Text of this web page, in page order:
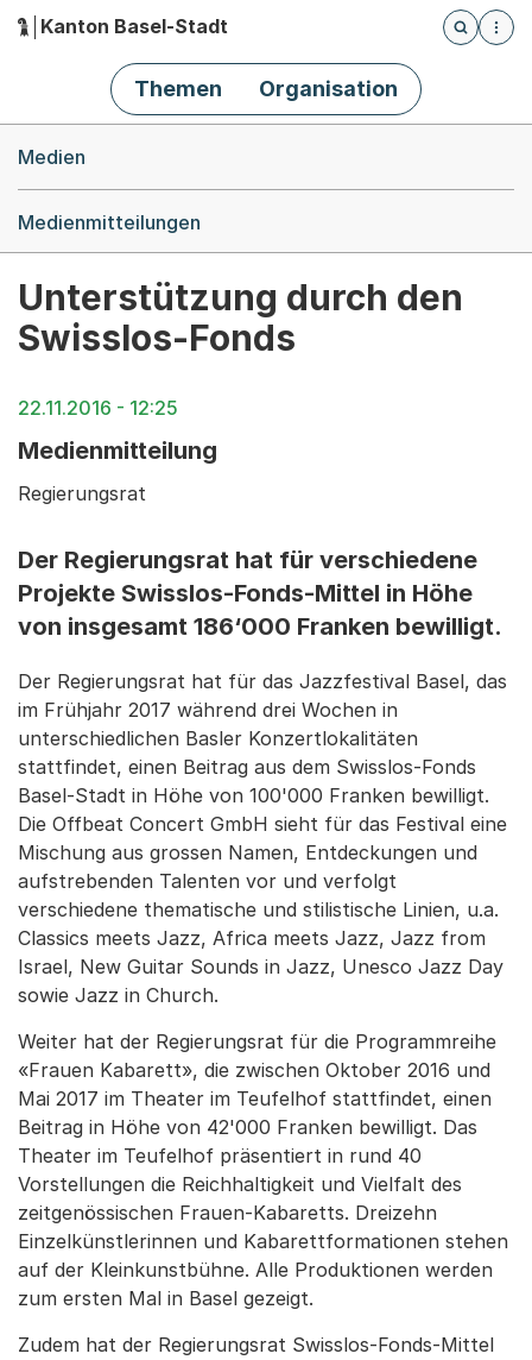
Hauptnavigation
Kanton Basel-Stadt
Öffnet
Themen Organisation
Medien
Medienmitteilungen
Unterstützung durch den
Swisslos-Fonds
22.11.2016 - 12:25
Medienmitteilung
Regierungsrat
Der Regierungsrat hat für verschiedene
Projekte Swisslos-Fonds-Mittel in Höhe
von insgesamt 186‘000 Franken bewilligt.
Der Regierungsrat hat für das Jazzfestival Basel, das
im Frühjahr 2017 während drei Wochen in
unterschiedlichen Basler Konzertlokalitäten
stattfindet, einen Beitrag aus dem Swisslos-Fonds
Basel-Stadt in Höhe von 100'000 Franken bewilligt.
Die Offbeat Concert GmbH sieht für das Festival eine
Mischung aus grossen Namen, Entdeckungen und
aufstrebenden Talenten vor und verfolgt
verschiedene thematische und stilistische Linien, u.a.
Classics meets Jazz, Africa meets Jazz, Jazz from
Israel, New Guitar Sounds in Jazz, Unesco Jazz Day
sowie Jazz in Church.
Weiter hat der Regierungsrat für die Programmreihe
«Frauen Kabarett», die zwischen Oktober 2016 und
Mai 2017 im Theater im Teufelhof stattfindet, einen
Beitrag in Höhe von 42'000 Franken bewilligt. Das
Theater im Teufelhof präsentiert in rund 40
Vorstellungen die Reichhaltigkeit und Vielfalt des
zeitgenössischen Frauen-Kabaretts. Dreizehn
Einzelkünstlerinnen und Kabarettformationen stehen
auf der Kleinkunstbühne. Alle Produktionen werden
zum ersten Mal in Basel gezeigt.
Zudem hat der Regierungsrat Swisslos-Fonds-Mittel